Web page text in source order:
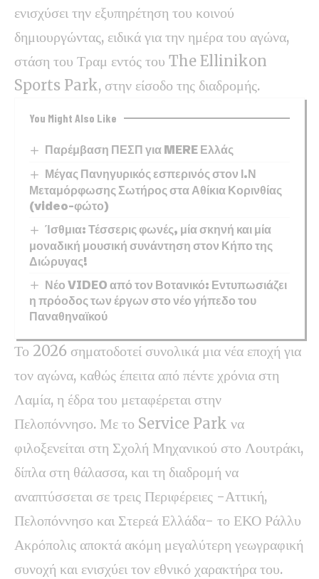
ενισχύσει την εξυπηρέτηση του κοινού
δημιουργώντας, ειδικά για την ημέρα του αγώνα,
στάση του Τραμ εντός του The Ellinikon
Sports Park, στην είσοδο της διαδρομής.
You Might Also Like
Παρέμβαση ΠΕΣΠ για MERE Ελλάς
Μέγας Πανηγυρικός εσπερινός στον Ι.Ν
Μεταμόρφωσης Σωτήρος στα Αθίκια Κορινθίας
(video-φώτο)
Ίσθμια: Τέσσερις φωνές, μία σκηνή και μία
μοναδική μουσική συνάντηση στον Κήπο της
Διώρυγας!
Νέο VIDEO από τον Βοτανικό: Εντυπωσιάζει
η πρόοδος των έργων στο νέο γήπεδο του
Παναθηναϊκού
Το 2026 σηματοδοτεί συνολικά μια νέα εποχή για
τον αγώνα, καθώς έπειτα από πέντε χρόνια στη
Λαμία, η έδρα του μεταφέρεται στην
Πελοπόννησο. Με το Service Park να
φιλοξενείται στη Σχολή Μηχανικού στο Λουτράκι,
δίπλα στη θάλασσα, και τη διαδρομή να
αναπτύσσεται σε τρεις Περιφέρειες -Αττική,
Πελοπόννησο και Στερεά Ελλάδα- το ΕΚΟ Ράλλυ
Ακρόπολις αποκτά ακόμη μεγαλύτερη γεωγραφική
συνοχή και ενισχύει τον εθνικό χαρακτήρα του.